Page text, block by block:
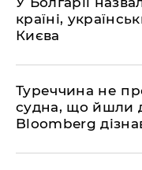
країні,
Києва
Туреччина не
судна, що йшли
Bloomberg